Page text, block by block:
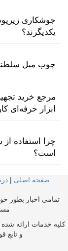
یکدیگرند؟
چوب مبل
مرجع خرید
ابزار حرفه‌ای
چرا استفاده
است؟
صفحه اصلی |
تمامی اخبار بطور
کلیه خدمات ارائه
و تابع